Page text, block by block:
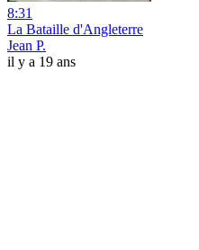
8:31
La Bataille d'Angleterre
Jean P.
il y a 19 ans